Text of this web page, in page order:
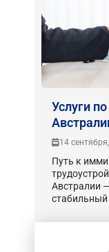
Услуги
14
Путь к
Австралии
стабильный